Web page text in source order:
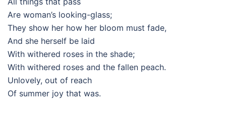
Are woman’s looking-glass;
They show her how her bloom must fade,
And she herself be laid
With withered roses in the shade;
With withered roses and the fallen peach.
Unlovely, out of reach
Of summer joy that was.